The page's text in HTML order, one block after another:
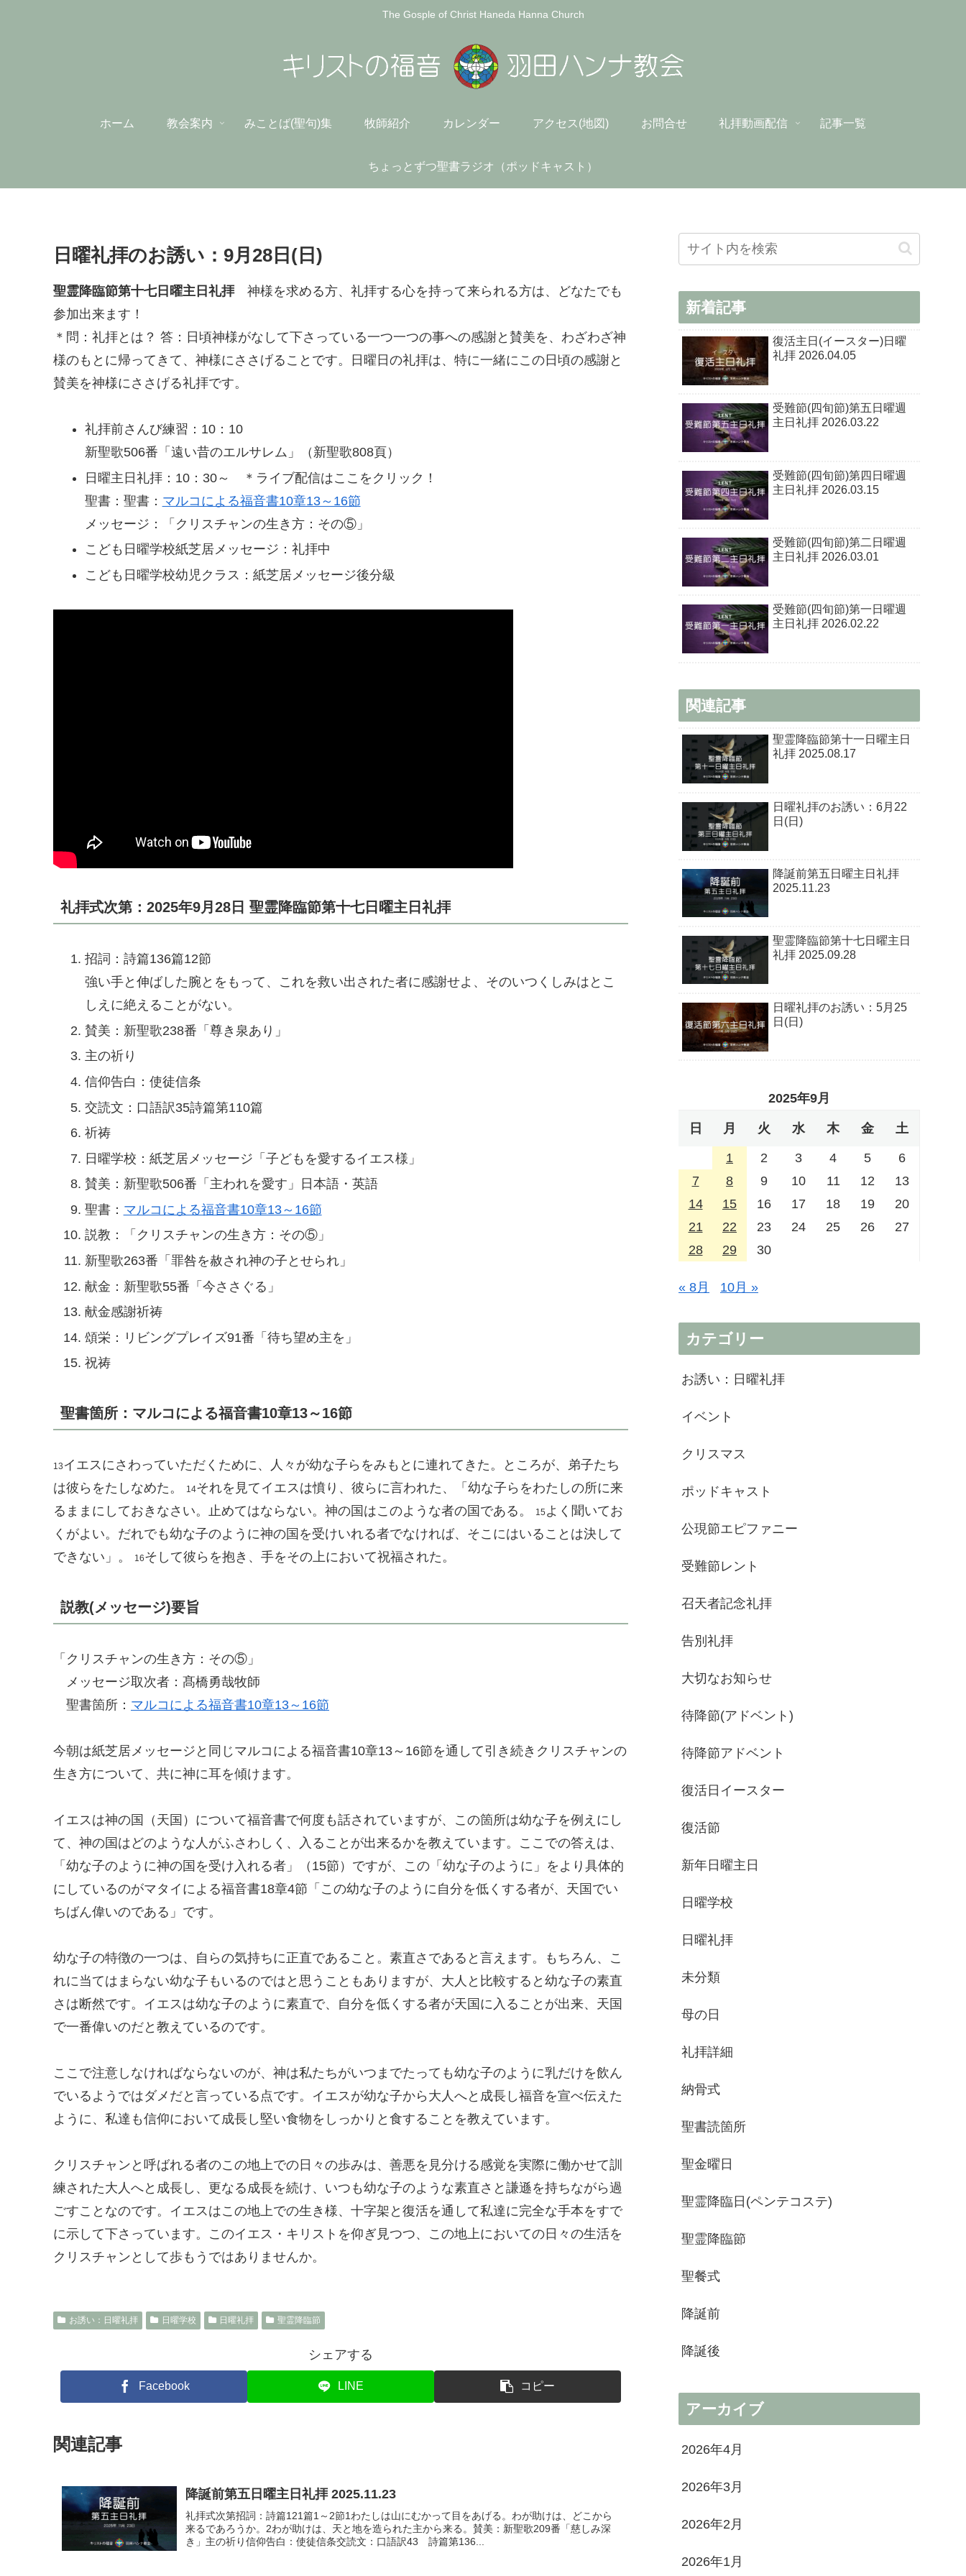
The Gosple of Christ Haneda Hanna Church
ホーム 教会案内 みことば(聖句)集 牧師紹介 カレンダー アクセス(地図) お問合せ 礼拝動画配信 記事一覧
ちょっとずつ聖書ラジオ（ポッドキャスト）
日曜礼拝のお誘い：9月28日(日)
聖霊降臨節第十七日曜主日礼拝神様を求める方、礼拝する心を持って来られる方は、どなたでも
参加出来ます！
＊問：礼拝とは？ 答：日頃神様がなして下さっている一つ一つの事への感謝と賛美を、わざわざ神
様のもとに帰ってきて、神様にささげることです。日曜日の礼拝は、特に一緒にこの日頃の感謝と
賛美を神様にささげる礼拝です。
礼拝前さんび練習：10：10
新聖歌506番「遠い昔のエルサレム」（新聖歌808頁）
日曜主日礼拝：10：30～ ＊ライブ配信はここをクリック！
聖書：聖書： マルコによる福音書10章13～16節
メッセージ：「クリスチャンの生き方：その⑤」
こども日曜学校紙芝居メッセージ：礼拝中
こども日曜学校幼児クラス：紙芝居メッセージ後分級
礼拝式次第：2025年9月28日 聖霊降臨節第十七日曜主日礼拝
招詞：詩篇136篇12節
強い手と伸ばした腕とをもって、これを救い出された者に感謝せよ、そのいつくしみはとこ
しえに絶えることがない。
賛美：新聖歌238番「尊き泉あり」
主の祈り
信仰告白：使徒信条
交読文：口語訳35詩篇第110篇
祈祷
日曜学校：紙芝居メッセージ「子どもを愛するイエス様」
賛美：新聖歌506番「主われを愛す」日本語・英語
聖書： マルコによる福音書10章13～16節
説教：「クリスチャンの生き方：その⑤」
新聖歌263番「罪咎を赦され神の子とせられ」
献金：新聖歌55番「今ささぐる」
献金感謝祈祷
頌栄：リビングプレイズ91番「待ち望め主を」
祝祷
聖書箇所：マルコによる福音書10章13～16節
13 イエスにさわっていただくために、人々が幼な子らをみもとに連れてきた。ところが、弟子たち
は彼らをたしなめた。
14それを見てイエスは憤り、彼らに言われた、「幼な子らをわたしの所に来
るままにしておきなさい。止めてはならない。神の国はこのような者の国である。
15 よく聞いてお
くがよい。だれでも幼な子のように神の国を受けいれる者でなければ、そこにはいることは決して
できない」。
16そして彼らを抱き、手をその上において祝福された。
説教(メッセージ)要旨
「クリスチャンの生き方：その⑤」
メッセージ取次者：髙橋勇哉牧師
聖書箇所： マルコによる福音書10章13～16節
今朝は紙芝居メッセージと同じマルコによる福音書10章13～16節を通して引き続きクリスチャンの
生き方について、共に神に耳を傾けます。
イエスは神の国（天国）について福音書で何度も話されていますが、この箇所は幼な子を例えにし
て、神の国はどのような人がふさわしく、入ることが出来るかを教えています。ここでの答えは、
「幼な子のように神の国を受け入れる者」（15節）ですが、この「幼な子のように」をより具体的
にしているのがマタイによる福音書18章4節「この幼な子のように自分を低くする者が、天国でい
ちばん偉いのである」です。
幼な子の特徴の一つは、自らの気持ちに正直であること。素直さであると言えます。もちろん、こ
れに当てはまらない幼な子もいるのではと思うこともありますが、大人と比較すると幼な子の素直
さは断然です。イエスは幼な子のように素直で、自分を低くする者が天国に入ることが出来、天国
で一番偉いのだと教えているのです。
ここで注意しなければならないのが、神は私たちがいつまでたっても幼な子のように乳だけを飲ん
でいるようではダメだと言っている点です。イエスが幼な子から大人へと成長し福音を宣べ伝えた
ように、私達も信仰において成長し堅い食物をしっかりと食することを教えています。
クリスチャンと呼ばれる者のこの地上での日々の歩みは、善悪を見分ける感覚を実際に働かせて訓
練された大人へと成長し、更なる成長を続け、いつも幼な子のような素直さと謙遜を持ちながら過
ごすことなのです。イエスはこの地上での生き様、十字架と復活を通して私達に完全な手本をすで
に示して下さっています。このイエス・キリストを仰ぎ見つつ、この地上においての日々の生活を
クリスチャンとして歩もうではありませんか。
お誘い：日曜礼拝 日曜学校 日曜礼拝 聖霊降臨節
シェアする
Facebook LINE コピー
関連記事
降誕前第五日曜主日礼拝 2025.11.23
礼拝式次第招詞：詩篇121篇1～2節1わたしは山にむかって目をあげる。わが助けは、どこから
来るであろうか。2わが助けは、天と地を造られた主から来る。賛美：新聖歌209番「慈しみ深
き」主の祈り信仰告白：使徒信条交読文：口語訳43 詩篇第136...
新着記事
復活主日(イースター)日曜
礼拝 2026.04.05
受難節(四旬節)第五日曜週
主日礼拝 2026.03.22
受難節(四旬節)第四日曜週
主日礼拝 2026.03.15
受難節(四旬節)第二日曜週
主日礼拝 2026.03.01
受難節(四旬節)第一日曜週
主日礼拝 2026.02.22
関連記事
聖霊降臨節第十一日曜主日
礼拝 2025.08.17
日曜礼拝のお誘い：6月22
日(日)
降誕前第五日曜主日礼拝
2025.11.23
聖霊降臨節第十七日曜主日
礼拝 2025.09.28
日曜礼拝のお誘い：5月25
日(日)
2025年9月
日 月 火 水 木 金 土
1 2 3 4 5
6
7
8 9 10 11 12
13
14
15 16 17 18 19
20
21
22 23 24 25 26
27
28
29 30
« 8月 10月 »
カテゴリー
お誘い：日曜礼拝
イベント
クリスマス
ポッドキャスト
公現節エピファニー
受難節レント
召天者記念礼拝
告別礼拝
大切なお知らせ
待降節(アドベント)
待降節アドベント
復活日イースター
復活節
新年日曜主日
日曜学校
日曜礼拝
未分類
母の日
礼拝詳細
納骨式
聖書読箇所
聖金曜日
聖霊降臨日(ペンテコステ)
聖霊降臨節
聖餐式
降誕前
降誕後
アーカイブ
2026年4月
2026年3月
2026年2月
2026年1月